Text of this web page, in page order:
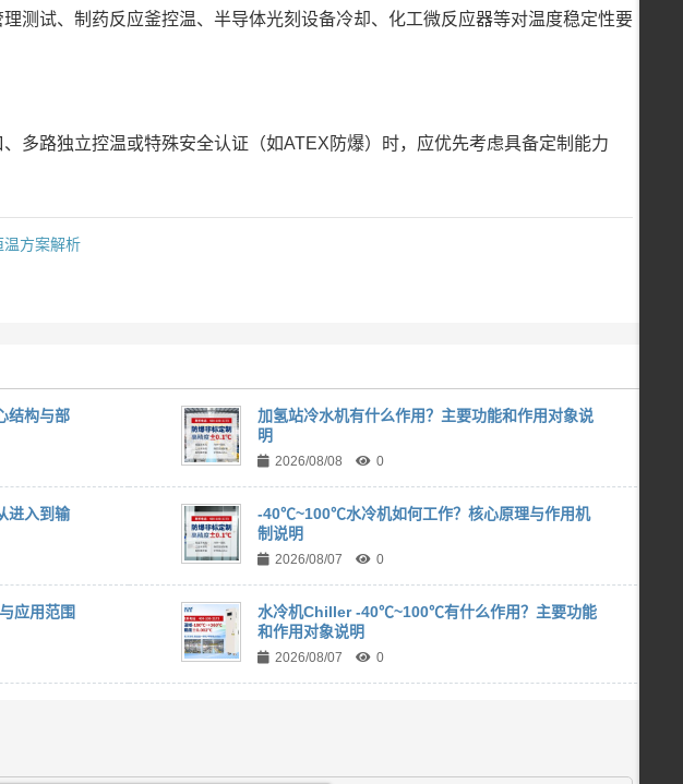
测试、制药反应釜控温、半导体光刻设备冷却、化工微反应器等对温度稳定性要
多路独立控温或特殊安全认证（如ATEX防爆）时，应优先考虑具备定制能力
方案解析
结构与部
加氢站冷水机有什么作用？主要功能和作用对象说
明
2026/08/08 0
进入到输
-40℃~100℃水冷机如何工作？核心原理与作用机
制说明
2026/08/07 0
应用范围
水冷机Chiller -40℃~100℃有什么作用？主要功能
和作用对象说明
2026/08/07 0